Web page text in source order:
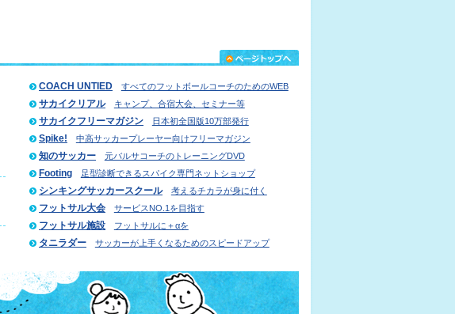
COACH UNTIED すべてのフットボールコーチのためのWEB
サカイクリアル キャンプ、合宿大会、セミナー等
サカイクフリーマガジン 日本初全国版10万部発行
Spike! 中高サッカープレーヤー向けフリーマガジン
知のサッカー 元バルサコーチのトレーニングDVD
Footing 足型診断できるスパイク専門ネットショップ
シンキングサッカースクール 考えるチカラが身に付く
フットサル大会 サービスNO.1を目指す
フットサル施設 フットサルに＋αを
タニラダー サッカーが上手くなるためのスピードアップ